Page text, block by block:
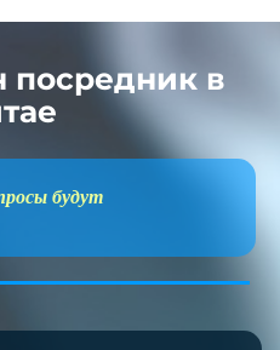
посредник в
будут